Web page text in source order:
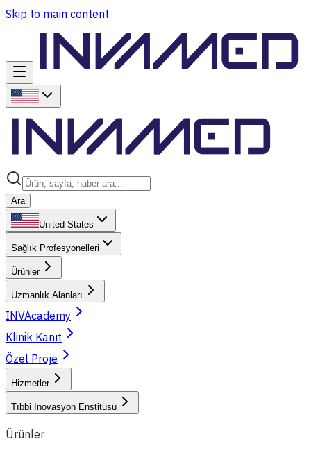
Skip to main content
Ara
United States
Sağlık Profesyonelleri
Ürünler
Uzmanlık Alanları
INVAcademy
Klinik Kanıt
Özel Proje
Hizmetler
Tıbbi İnovasyon Enstitüsü
Ürünler